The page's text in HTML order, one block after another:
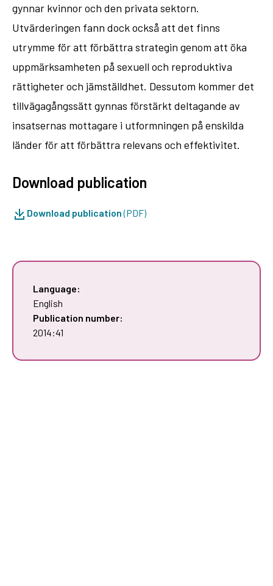
gynnar kvinnor och den privata sektorn.
Utvärderingen fann dock också att det finns
utrymme för att förbättra strategin genom att öka
uppmärksamheten på sexuell och reproduktiva
rättigheter och jämställdhet. Dessutom kommer det
tillvägagångssätt gynnas förstärkt deltagande av
insatsernas mottagare i utformningen på enskilda
länder för att förbättra relevans och effektivitet.
Download publication
Download publication(PDF)
Language:
English
Publication number:
2014:41